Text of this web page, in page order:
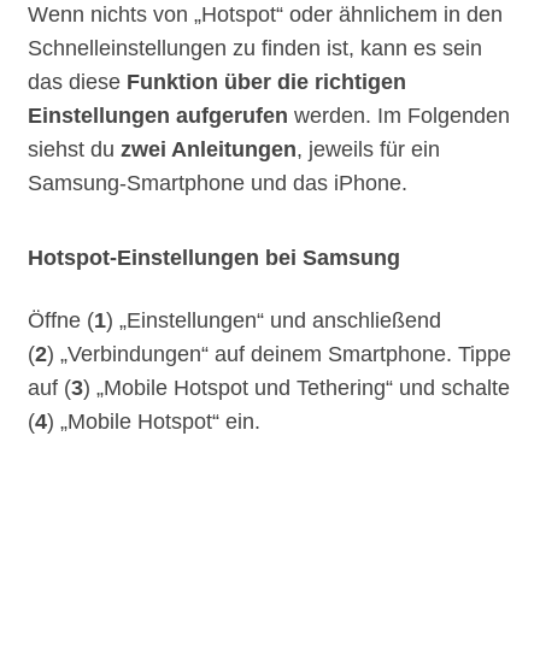
Wenn nichts von „Hotspot“ oder ähnlichem in den
Schnelleinstellungen zu finden ist, kann es sein
das diese Funktion über die richtigen
Einstellungen aufgerufen werden. Im Folgenden
siehst du zwei Anleitungen, jeweils für ein
Samsung-Smartphone und das iPhone.
Hotspot-Einstellungen bei Samsung
Öffne (1) „Einstellungen“ und anschließend
(2) „Verbindungen“ auf deinem Smartphone. Tippe
auf (3) „Mobile Hotspot und Tethering“ und schalte
(4) „Mobile Hotspot“ ein.